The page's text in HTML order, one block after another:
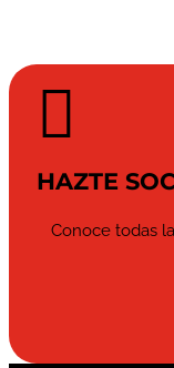

HAZTE
Conoce todas